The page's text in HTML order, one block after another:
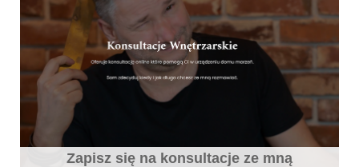
Zapisz się na konsultacje ze mną